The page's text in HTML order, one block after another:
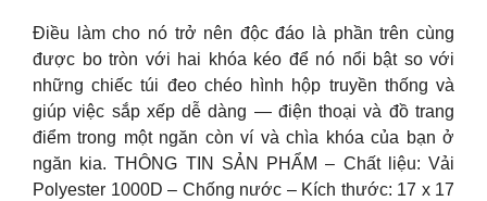
Điều làm cho nó trở nên độc đáo là phần trên cùng
được bo tròn với hai khóa kéo để nó nổi bật so với
những chiếc túi đeo chéo hình hộp truyền thống và
giúp việc sắp xếp dễ dàng — điện thoại và đồ trang
điểm trong một ngăn còn ví và chìa khóa của bạn ở
ngăn kia. THÔNG TIN SẢN PHẨM – Chất liệu: Vải
Polyester 1000D – Chống nước – Kích thước: 17 x 17